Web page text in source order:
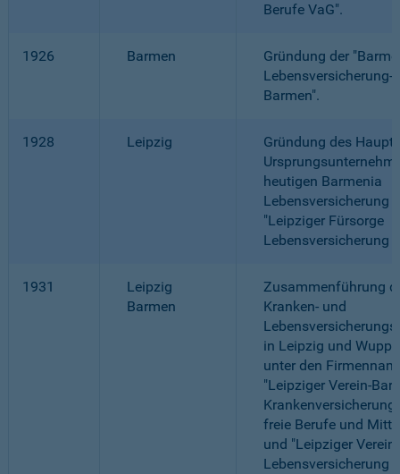
Berufe VaG".
1926 Barmen
Gründung der
Lebensversicherung-
Barmen".
1928 Leipzig
Gründung des Haupt-
heutigen Barmenia
Lebensversicherung
"Leipziger Fürsorge
Lebensversicherung
1931
Leipzig
Barmen
Zusammenführung
Kranken- und
in Leipzig und
unter den
"Leipziger Verein-
freie Berufe und
und "Leipziger
Lebensversicherung